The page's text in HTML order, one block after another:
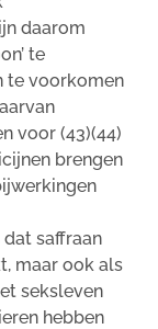
daarom
te
te voorkomen
voor (43)(44)
brengen
saffraan
maar ook als
seksleven
hebben